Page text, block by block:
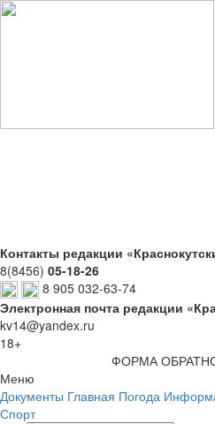
Контакты редакции
8(8456) 05-18-26
8 905 032-63-74
Электронная почта редакции
kv14@yandex.ru
18+
ФОРМА
Меню
Документы Главная Погода
Спорт